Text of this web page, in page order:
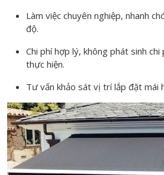
Làm việc chuyên nghiệp, nhanh
độ.
Chi phí hợp lý, không phát sinh
thực hiện.
Tư vấn khảo sát vị trí lắp đặt mái